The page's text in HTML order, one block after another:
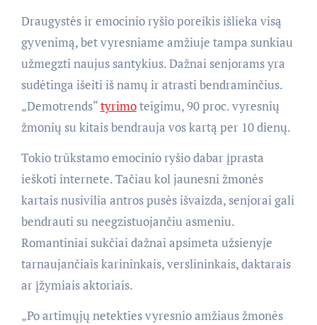
Draugystės ir emocinio ryšio poreikis išlieka visą
gyvenimą, bet vyresniame amžiuje tampa sunkiau
užmegzti naujus santykius. Dažnai senjorams yra
sudėtinga išeiti iš namų ir atrasti bendraminčius.
„Demotrends“tyrimoteigimu, 90 proc. vyresnių
žmonių su kitais bendrauja vos kartą per 10 dienų.
Tokio trūkstamo emocinio ryšio dabar įprasta
ieškoti internete. Tačiau kol jaunesni žmonės
kartais nusivilia antros pusės išvaizda, senjorai gali
bendrauti su neegzistuojančiu asmeniu.
Romantiniai sukčiai dažnai apsimeta užsienyje
tarnaujančiais karininkais, verslininkais, daktarais
ar įžymiais aktoriais.
„Po artimųjų netekties vyresnio amžiaus žmonės